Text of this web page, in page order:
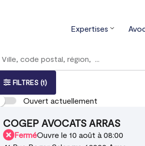
Expertises
Trouver votre bureau
FILTRES (1)
Ouvert actuellement
COGEP AVOCATS ARRAS
FerméOuvre le 10 août à 08:00